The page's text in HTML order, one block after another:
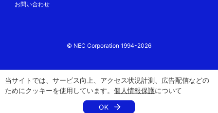
当サイトでは、サービス向上、アクセス状況計測、広告配信などの
ためにクッキーを使用しています。 個人情報保護について
OK
お問い合わせ
© NEC Corporation 1994-2026